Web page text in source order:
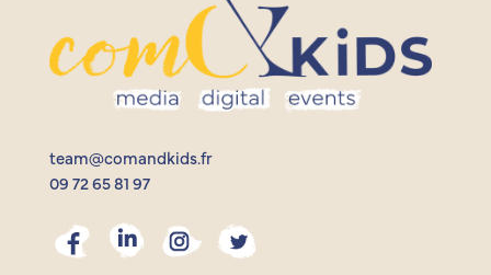
team@comandkids.fr
09 72 65 81 97